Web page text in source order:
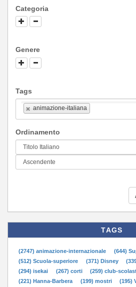
Categoria
Genere
Tags
animazione-italiana
Ordinamento
TAGS
(2747) animazione-internazionale (644)
(512) Scuola-superiore
(371) Disney
(294) isekai
(267) corti (259) club-
(221) Hanna-Barbera
(199) mostri (195)